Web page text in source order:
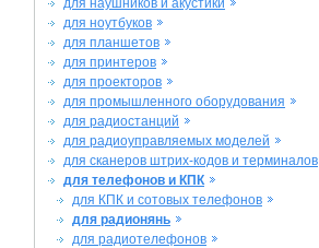
для наушников и акустики
для ноутбуков
для планшетов
для принтеров
для проекторов
для промышленного оборудования
для радиостанций
для радиоуправляемых моделей
для сканеров штрих-кодов и терминалов
для телефонов и КПК
для КПК и сотовых телефонов
для радионянь
для радиотелефонов